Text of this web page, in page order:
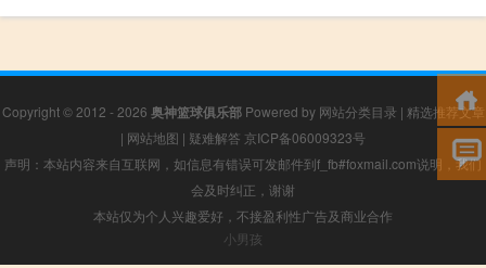
Copyright © 2012 - 2026 奥神篮球俱乐部Powered by 网站分类目录 | 精选推荐文章
| 网站地图 | 疑难解答 京ICP备06009323号
声明：本站内容来自互联网，如信息有错误可发邮件到f_fb#foxmail.com说明，我们
会及时纠正，谢谢
本站仅为个人兴趣爱好，不接盈利性广告及商业合作
小男孩